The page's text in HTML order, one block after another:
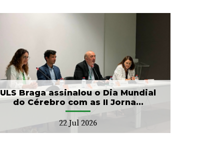
ULS Braga assinalou o Dia Mundial
do Cérebro com as II Jorna...
22 Jul 2026